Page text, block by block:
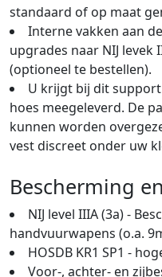
standaard of op maat
Interne vakken aan
upgrades naar NIJ
(optioneel te bestellen).
U krijgt bij dit
hoes meegeleverd. De
kunnen worden
vest discreet onder uw
Bescherming
NIJ level IIIA (3a) -
handvuurwapens (o.a.
HOSDB KR1 SP1 -
Voor-, achter- en